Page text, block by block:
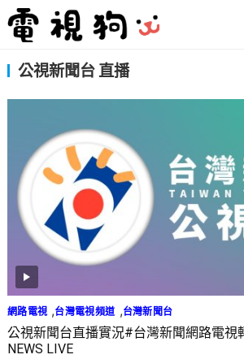
公視新聞台 直播
網路電視 ,台灣電視頻道 ,台灣新聞台
公視新聞台直播實況#台灣新聞網路電視
NEWS LIVE